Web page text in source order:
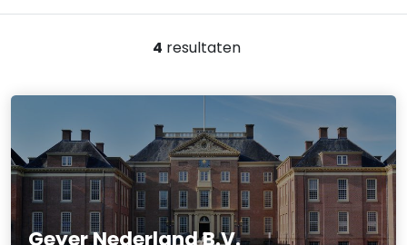
4 resultaten
Geyer Nederland B.V.